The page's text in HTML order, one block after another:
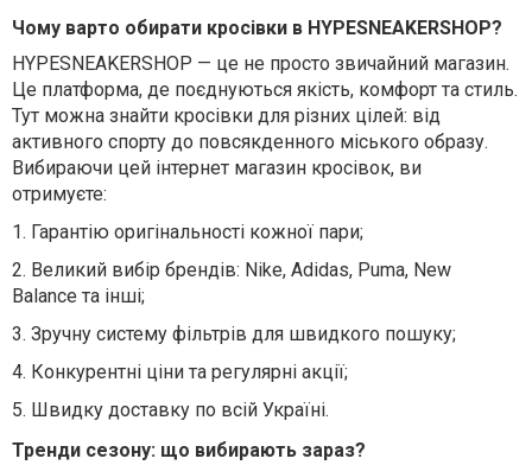
Чому варто обирати кросівки в HYPESNEAKERSHOP?
HYPESNEAKERSHOP — це не просто звичайний магазин.
Це платформа, де поєднуються якість, комфорт та стиль.
Тут можна знайти кросівки для різних цілей: від
активного спорту до повсякденного міського образу.
Вибираючи цей інтернет магазин кросівок, ви
отримуєте:
1. Гарантію оригінальності кожної пари;
2. Великий вибір брендів: Nike, Adidas, Puma, New
Balance та інші;
3. Зручну систему фільтрів для швидкого пошуку;
4. Конкурентні ціни та регулярні акції;
5. Швидку доставку по всій Україні.
Тренди сезону: що вибирають зараз?